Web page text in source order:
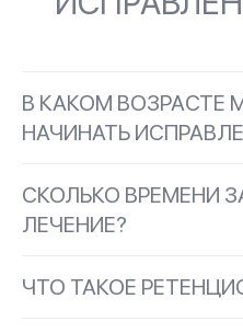
В КАКОМ ВОЗРАСТЕ
НАЧИНАТЬ
СКОЛЬКО ВРЕМЕНИ
ЛЕЧЕНИЕ?
ЧТО ТАКОЕ